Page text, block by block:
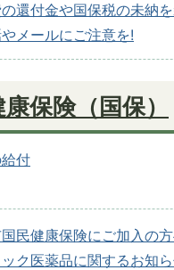
還付金や国保税の未納
メールにご注意を!
保険（国保）
付
民健康保険にご加入の
ック医薬品に関するお知